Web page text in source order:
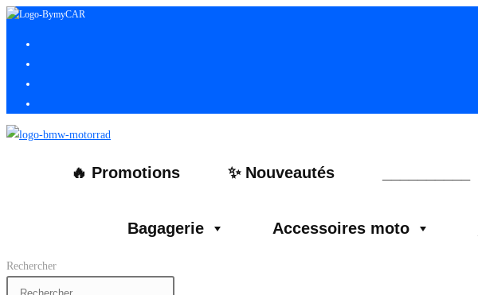
Skip
🔥 Promotions ✨ Nouveautés
Bagagerie Accessoires moto
Rechercher